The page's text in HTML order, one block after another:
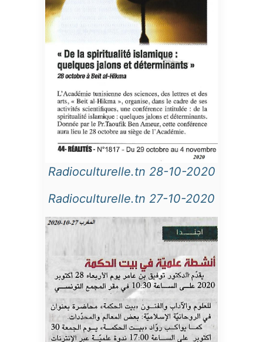
Radioculturelle.tn 28-10-2020
Radioculturelle.tn 27-10-2020